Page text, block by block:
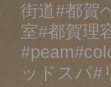
街道#都賀
室#都賀理
ッドスパ#